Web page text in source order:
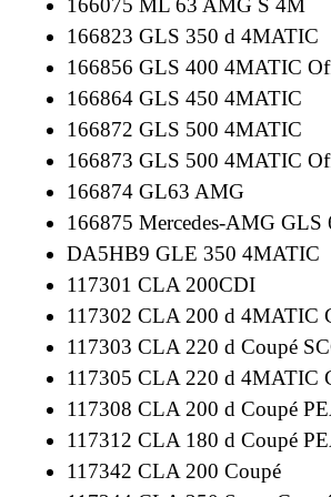
166823 GLS 350 d 4MATIC
166856 GLS 400 4MATIC
166864 GLS 450 4MATIC
166872 GLS 500 4MATIC
166873 GLS 500 4MATIC
166874 GL63 AMG
166875 Mercedes-AMG
DA5HB9 GLE 350 4MATIC
117301 CLA 200CDI
117302 CLA 200 d 4MATIC
117303 CLA 220 d Coupé
117305 CLA 220 d 4MATIC
117308 CLA 200 d Coupé
117312 CLA 180 d Coupé
117342 CLA 200 Coupé